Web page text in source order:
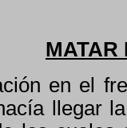
MATAR
en el
llegar